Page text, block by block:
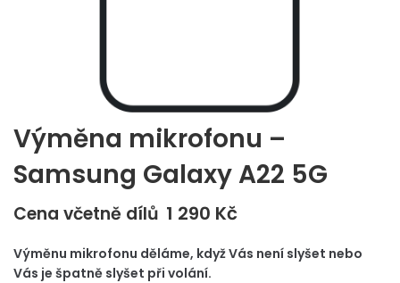
Výměna mikrofonu –
Samsung Galaxy A22 5G
Cena včetně dílů 1 290 Kč
Výměnu mikrofonu děláme, když Vás není slyšet nebo
Vás je špatně slyšet při volání.